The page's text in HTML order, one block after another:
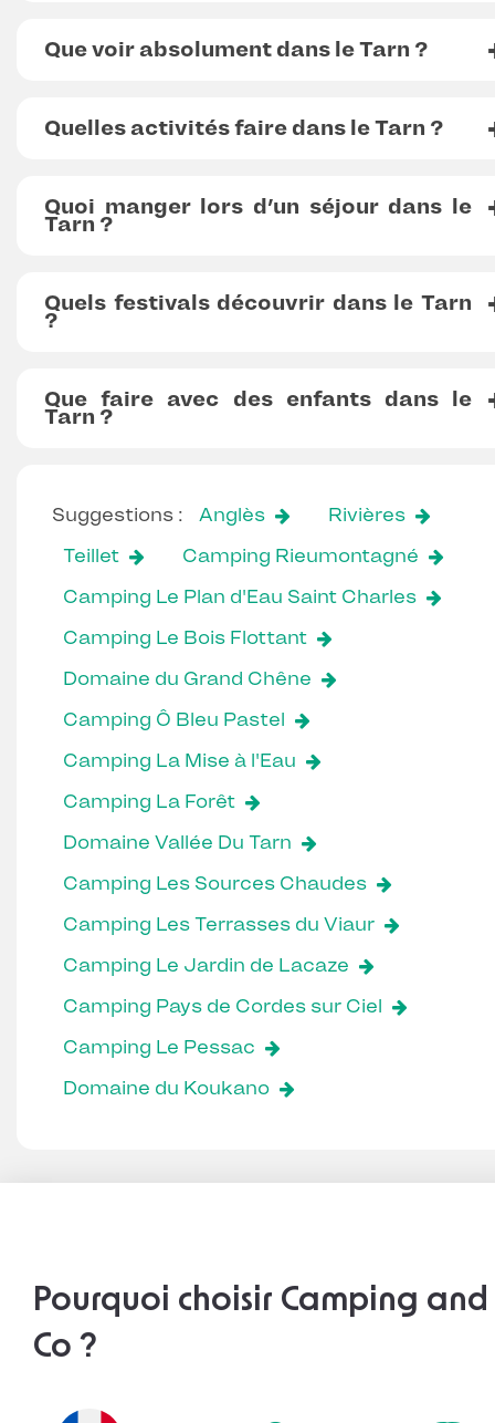
Que voir absolument dans le Tarn ?
Quelles activités faire dans le Tarn ?
Quoi manger lors d’un séjour dans le
Tarn ?
Quels festivals découvrir dans le Tarn
?
Que faire avec des enfants dans le
Tarn ?
Suggestions : Anglès
Rivières
Teillet
Camping Rieumontagné
Camping Le Plan d'Eau Saint Charles
Camping Le Bois Flottant
Domaine du Grand Chêne
Camping Ô Bleu Pastel
Camping La Mise à l'Eau
Camping La Forêt
Domaine Vallée Du Tarn
Camping Les Sources Chaudes
Camping Les Terrasses du Viaur
Camping Le Jardin de Lacaze
Camping Pays de Cordes sur Ciel
Camping Le Pessac
Domaine du Koukano
Pourquoi choisir Camping and
Co ?